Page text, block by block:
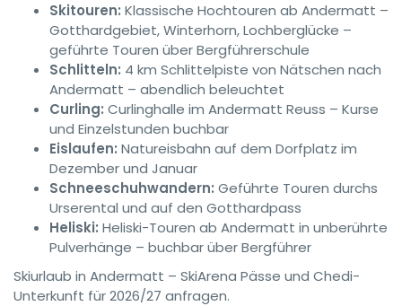
Skitouren: Klassische Hochtouren ab Andermatt –
Gotthardgebiet, Winterhorn, Lochberglücke –
geführte Touren über Bergführerschule
Schlitteln: 4 km Schlittelpiste von Nätschen nach
Andermatt – abendlich beleuchtet
Curling: Curlinghalle im Andermatt Reuss – Kurse
und Einzelstunden buchbar
Eislaufen: Natureisbahn auf dem Dorfplatz im
Dezember und Januar
Schneeschuhwandern: Geführte Touren durchs
Urserental und auf den Gotthardpass
Heliski: Heliski-Touren ab Andermatt in unberührte
Pulverhänge – buchbar über Bergführer
Skiurlaub in Andermatt – SkiArena Pässe und Chedi-
Unterkunft für 2026/27 anfragen.